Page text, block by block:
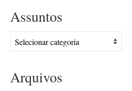
Assuntos
Assuntos
Arquivos